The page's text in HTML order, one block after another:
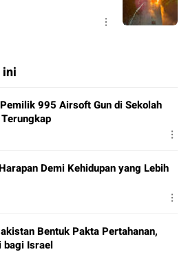
995 Airsoft Gun di Sekolah
Demi Kehidupan yang Lebih
Bentuk Pakta Pertahanan,
bagi Israel